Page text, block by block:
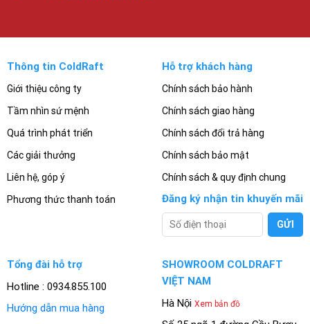
Thông tin ColdRaft
Giới thiệu công ty
Tầm nhìn sứ mệnh
Quá trình phát triển
Các giải thưởng
Liên hệ, góp ý
Phương thức thanh toán
Hỗ trợ khách hàng
Chính sách bảo hành
Chính sách giao hàng
Chính sách đổi trả hàng
Chính sách bảo mật
Chính sách & quy định chung
Đăng ký nhận tin khuyến mãi
Tổng đài hỗ trợ
Hotline : 0934.855.100
Hướng dẫn mua hàng
SHOWROOM COLDRAFT
VIỆT NAM
Hà Nội Xem bản đồ